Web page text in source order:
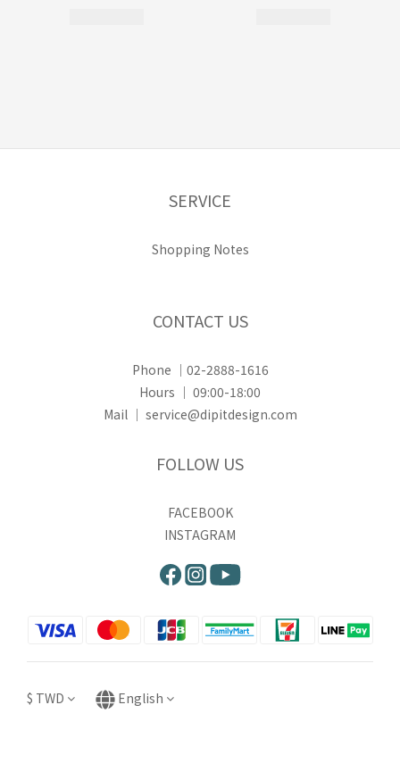
SERVICE
Shopping Notes
CONTACT US
Phone ｜02-2888-1616
Hours ｜ 09:00-18:00
Mail ｜ service@dipitdesign.com
FOLLOW US
FACEBOOK
INSTAGRAM
$ TWD English